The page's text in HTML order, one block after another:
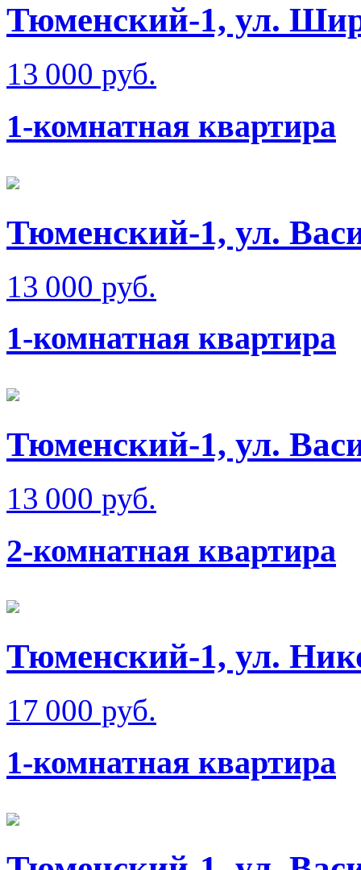
Тюменский-1, ул.
13 000 руб.
1-комнатная квартира
Тюменский-1, ул.
13 000 руб.
1-комнатная квартира
Тюменский-1, ул.
13 000 руб.
2-комнатная квартира
Тюменский-1, ул.
17 000 руб.
1-комнатная квартира